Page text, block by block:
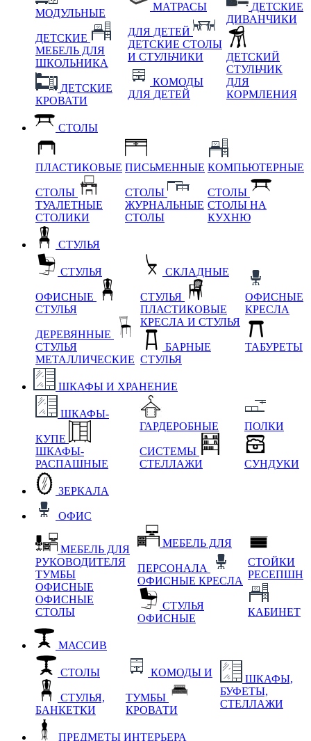
МОДУЛЬНЫЕ
ДЕТСКИЕ
МЕБЕЛЬ ДЛЯ
ШКОЛЬНИКА
ДЕТСКИЕ
КРОВАТИ
МАТРАСЫ
ДЛЯ ДЕТЕЙ
ДЕТСКИЕ СТОЛЫ
И СТУЛЬЧИКИ
КОМОДЫ
ДЛЯ ДЕТЕЙ
ДЕТСКИЕ
ДИВАНЧИКИ
ДЕТСКИЙ
СТУЛЬЧИК
ДЛЯ
КОРМЛЕНИЯ
СТОЛЫ
ПЛАСТИКОВЫЕ
СТОЛЫ
ТУАЛЕТНЫЕ
СТОЛИКИ
ПИСЬМЕННЫЕ
СТОЛЫ
ЖУРНАЛЬНЫЕ
СТОЛЫ
КОМПЬЮТЕРНЫЕ
СТОЛЫ
СТОЛЫ НА
КУХНЮ
СТУЛЬЯ
СТУЛЬЯ
ОФИСНЫЕ
СТУЛЬЯ
ДЕРЕВЯННЫЕ
СТУЛЬЯ
МЕТАЛЛИЧЕСКИЕ
СКЛАДНЫЕ
СТУЛЬЯ
ПЛАСТИКОВЫЕ
КРЕСЛА И СТУЛЬЯ
БАРНЫЕ
СТУЛЬЯ
ОФИСНЫЕ
КРЕСЛА
ТАБУРЕТЫ
ШКАФЫ И ХРАНЕНИЕ
ШКАФЫ-
КУПЕ
ШКАФЫ-
РАСПАШНЫЕ
ГАРДЕРОБНЫЕ
СИСТЕМЫ
СТЕЛЛАЖИ
ПОЛКИ
СУНДУКИ
ЗЕРКАЛА
ОФИС
МЕБЕЛЬ ДЛЯ
РУКОВОДИТЕЛЯ
ТУМБЫ
ОФИСНЫЕ
ОФИСНЫЕ
СТОЛЫ
МЕБЕЛЬ ДЛЯ
ПЕРСОНАЛА
ОФИСНЫЕ КРЕСЛА
СТУЛЬЯ
ОФИСНЫЕ
СТОЙКИ
РЕСЕПШН
КАБИНЕТ
МАССИВ
СТОЛЫ
СТУЛЬЯ,
БАНКЕТКИ
КОМОДЫ И
ТУМБЫ
КРОВАТИ
ШКАФЫ,
БУФЕТЫ,
СТЕЛЛАЖИ
ПРЕДМЕТЫ ИНТЕРЬЕРА